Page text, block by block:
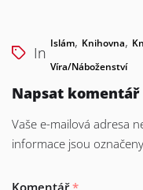
In
Islám, Knihovna,
Víra/náboženství
Napsat komentář
Vaše e-mailová adresa
informace jsou označeny
Komentář*